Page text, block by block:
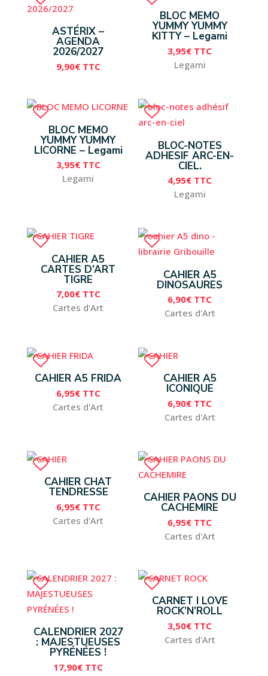
ASTÉRIX –
AGENDA
2026/2027
9,90€ TTC
BLOC MEMO
YUMMY YUMMY
KITTY – Legami
3,95€ TTC
Legami
BLOC MEMO
YUMMY YUMMY
LICORNE – Legami
3,95€ TTC
Legami
BLOC-NOTES
ADHESIF ARC-EN-
CIEL.
4,95€ TTC
Legami
CAHIER A5
CARTES D’ART
TIGRE
7,00€ TTC
Cartes d'Art
CAHIER A5
DINOSAURES
6,90€ TTC
Cartes d'Art
CAHIER A5 FRIDA
6,95€ TTC
Cartes d'Art
CAHIER A5
ICONIQUE
6,90€ TTC
Cartes d'Art
CAHIER CHAT
TENDRESSE
6,95€ TTC
Cartes d'Art
CAHIER PAONS DU
CACHEMIRE
6,95€ TTC
Cartes d'Art
CALENDRIER 2027
: MAJESTUEUSES
PYRÉNÉES !
17,90€ TTC
CARNET I LOVE
ROCK’N’ROLL
3,50€ TTC
Cartes d'Art